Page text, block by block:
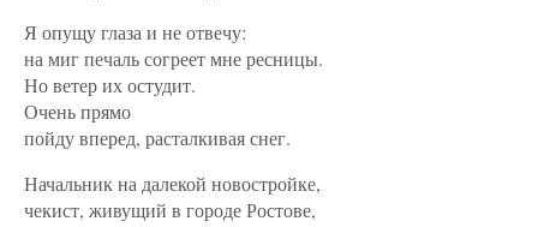
Я опущу глаза и не отвечу:
на миг печаль согреет мне ресницы.
Но ветер их остудит.
Очень прямо
пойду вперед, расталкивая снег.
Начальник на далекой новостройке,
чекист, живущий в городе Ростове,